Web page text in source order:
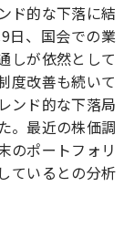
ド的な下落に結
日、国会での業
しが依然として
度改善も続いて
ンド的な下落局
。最近の株価調
のポートフォリ
ているとの分析